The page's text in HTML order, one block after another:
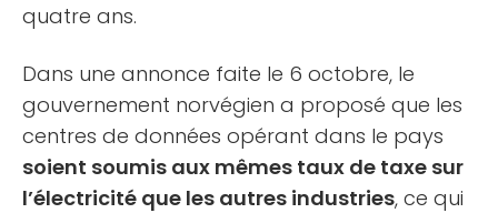
quatre ans.
Dans une annonce faite le 6 octobre, le
gouvernement norvégien a proposé que les
centres de données opérant dans le pays
soient soumis aux mêmes taux de taxe sur
l’électricité que les autres industries, ce qui